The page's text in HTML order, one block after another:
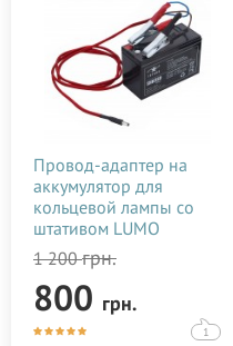
Провод-адаптер на
аккумулятор для
кольцевой лампы со
штативом LUMO
SHUTTLE™
1 200грн.
800 грн.
1